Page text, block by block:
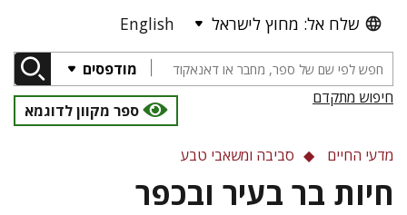
שלח אל: מחוץ לישראל English
מודפסים
חיפוש מתקדם
ספר מקוון לדוגמא
מדעי החיים סביבה ומשאבי טבע
חיות בר בעיר ובכפר